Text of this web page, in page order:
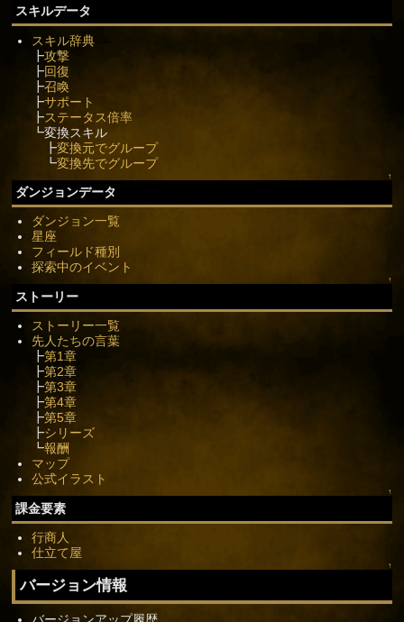
スキルデータ
スキル辞典
┣攻撃
┣回復
┣召喚
┣サポート
┣ステータス倍率
┗変換スキル
┣変換元でグループ
┗変換先でグループ
↑
ダンジョンデータ
ダンジョン一覧
星座
フィールド種別
探索中のイベント
↑
ストーリー
ストーリー一覧
先人たちの言葉
┣第1章
┣第2章
┣第3章
┣第4章
┣第5章
┣シリーズ
┗報酬
マップ
公式イラスト
↑
課金要素
行商人
仕立て屋
↑
バージョン情報